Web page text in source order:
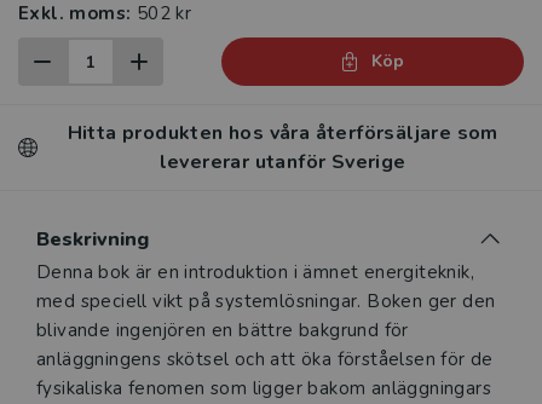
Exkl. moms: 502 kr
Köp
Hitta produkten hos våra återförsäljare som
levererar utanför Sverige
Beskrivning
Denna bok är en introduktion i ämnet energiteknik,
med speciell vikt på systemlösningar. Boken ger den
blivande ingenjören en bättre bakgrund för
anläggningens skötsel och att öka förståelsen för de
fysikaliska fenomen som ligger bakom anläggningars